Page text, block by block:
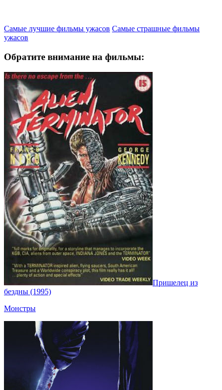
Самые лучшие фильмы ужасов Самые страшные фильмы
ужасов
Обратите внимание на фильмы:
Пришелец из
бездны (1995)
Монстры